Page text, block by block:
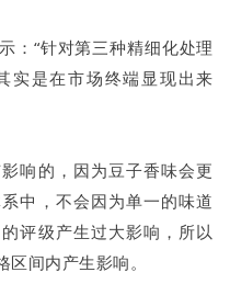
：“针对第三种精细化处理
实是在市场终端显现出来
响的，因为豆子香味会更
中，不会因为单一的味道
评级产生过大影响，所以
间内产生影响。